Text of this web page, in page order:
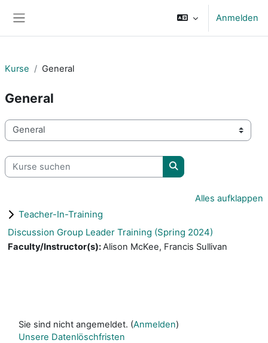
Anmelden
Kurse General
General
Kursbereiche
Kurse suchen
Kurse suchen
Alles aufklappen
Teacher-In-Training
Discussion Group Leader Training (Spring 2024)
Faculty/Instructor(s):Alison McKee, Francis Sullivan
Sie sind nicht angemeldet. (Anmelden)
Unsere Datenlöschfristen